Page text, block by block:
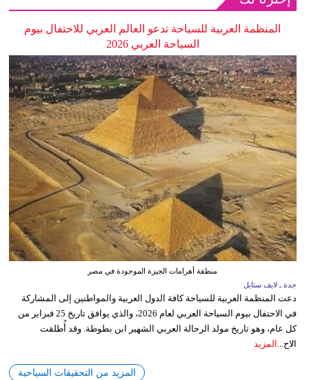
المنظمة العربية للسياحة تدعو العالم العربي للاحتفال بيوم
السياحة العربي 2026
منطقة أهرامات الجيزة الموجودة في مصر
جدة ـ لايف ستايل
دعت المنظمة العربية للسياحة كافة الدول العربية والمواطنين إلى المشاركة
في الاحتفال بيوم السياحة العربي لعام 2026، والذي يوافق تاريخ 25 فبراير من
كل عام، وهو تاريخ مولد الرحالة العربي الشهير ابن بطوطة. وقد أُطلقت
الاح... المزيد
المزيد من التحقيقات السياحية